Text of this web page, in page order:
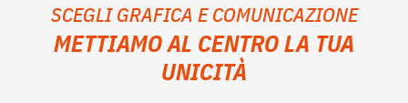
SCEGLI GRAFICA E COMUNICAZIONE
METTIAMO AL CENTRO LA TUA
UNICITÀ